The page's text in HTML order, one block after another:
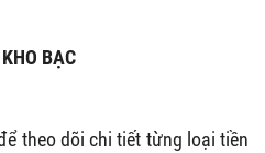
BẠC
theo dõi chi tiết từng loại tiền